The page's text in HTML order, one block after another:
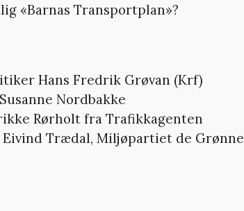
«Barnas Transportplan»?
Hans Fredrik Grøvan (Krf)
Nordbakke
Rørholt fra Trafikkagenten
Trædal, Miljøpartiet de Grønne